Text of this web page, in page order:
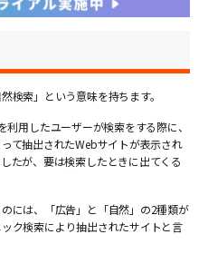
検索」という意味を持ちます。
用したユーザーが検索をする際に、
て抽出されたWebサイトが表示され
たが、要は検索したときに出てくる
には、「広告」と「自然」の2種類が
ク検索により抽出されたサイトと言